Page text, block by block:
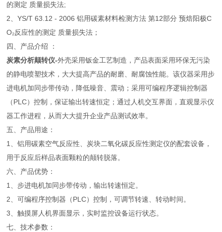
的测定 质量损失法;
2、YS/T 63.12 - 2006 铝用碳素材料检测方法 第12部分 预焙阳极C
O₂反应性的测定 质量损失法；
四、产品介绍 ：
炭素分析颠转仪-外壳采用钣金工艺制造，产品表面采用环保无污染
的静电喷塑技术，大大提高产品的耐磨、耐腐蚀性能。该仪器采用步
进电机加同步带传动，降低噪音、震动；采用可编程序逻辑控制器
（PLC）控制，保证输出转速恒定；通过人机交互界面，直观显示仪
器工作进程，从而大大提升企业产品测试效率。
五、产品用途：
1、铝用碳素空气反应性、炭块二氧化碳反应性测定仪的配套设备，
用于反应后样品表面颗粒的颠转脱落。
六、产品优势：
1、步进电机加同步带传动，输出转速恒定。
2、可编程序控制器（PLC）控制，可调节转速、转动时间。
3、触摸屏人机界面显示，实时监控设备运行状态。
七、技术参数：